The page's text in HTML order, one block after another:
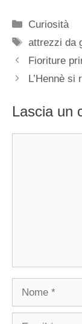
Categorie
Curiosità
Tag
attrezzi da
Fioriture
L’Hennè si
Lascia un
Nome
Email